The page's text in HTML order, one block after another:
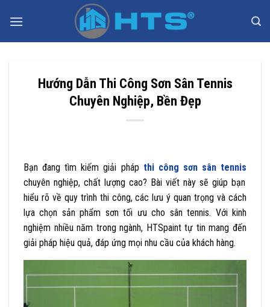
qua
Hướng Dẫn Thi Công Sơn Sân Tennis
Chuyên Nghiệp, Bền Đẹp
Bạn đang tìm kiếm giải pháp thi công sơn sân tennis
chuyên nghiệp, chất lượng cao? Bài viết này sẽ giúp bạn
hiểu rõ về quy trình thi công, các lưu ý quan trọng và cách
lựa chọn sản phẩm sơn tối ưu cho sân tennis. Với kinh
nghiệm nhiều năm trong ngành, HTSpaint tự tin mang đến
giải pháp hiệu quả, đáp ứng mọi nhu cầu của khách hàng.